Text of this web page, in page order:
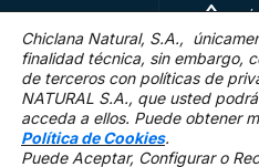
2.6 Km/h
Chiclana Natural, S.A.,
finalidad técnica, sin embargo,
de terceros con políticas de
NATURAL S.A., que usted
acceda a ellos. Puede obtener
Política de Cookies.
Puede Aceptar, Configurar o